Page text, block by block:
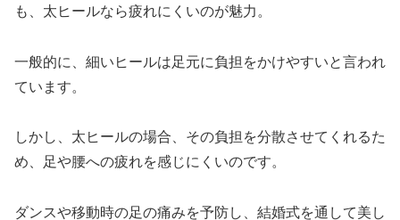
も、太ヒールなら疲れにくいのが魅力。
一般的に、細いヒールは足元に負担をかけやすいと言われ
ています。
しかし、太ヒールの場合、その負担を分散させてくれるた
め、足や腰への疲れを感じにくいのです。
ダンスや移動時の足の痛みを予防し、結婚式を通して美し